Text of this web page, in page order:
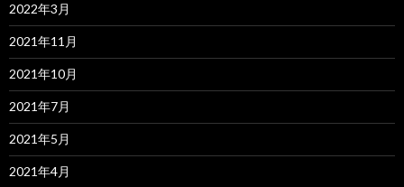
2022年3月
2021年11月
2021年10月
2021年7月
2021年5月
2021年4月